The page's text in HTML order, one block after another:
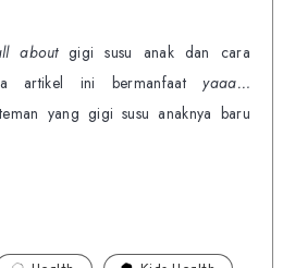
aboutgigi susu anak dan cara
artikel ini bermanfaatyaaa…
yang gigi susu anaknya baru